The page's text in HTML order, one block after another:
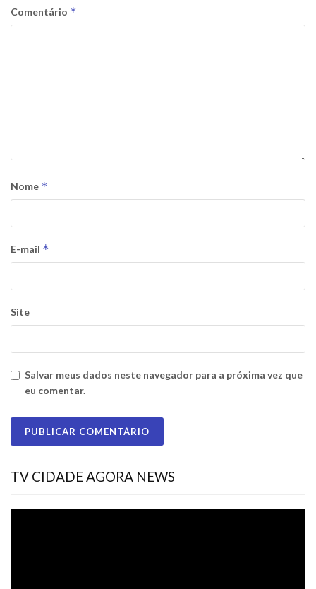
Comentário *
Nome *
E-mail *
Site
Salvar meus dados neste navegador para a próxima vez que
eu comentar.
TV CIDADE AGORA NEWS